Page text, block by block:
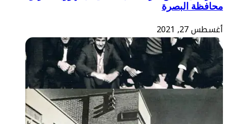
محافظة البصرة
أغسطس 27, 2021